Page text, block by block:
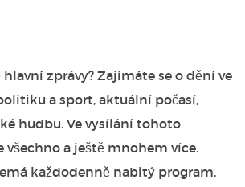
hlavní zprávy? Zajímáte se o dění ve
a sport, aktuální počasí,
hudbu. Ve vysílání tohoto
všechno a ještě mnohem více.
každodenně nabitý program.